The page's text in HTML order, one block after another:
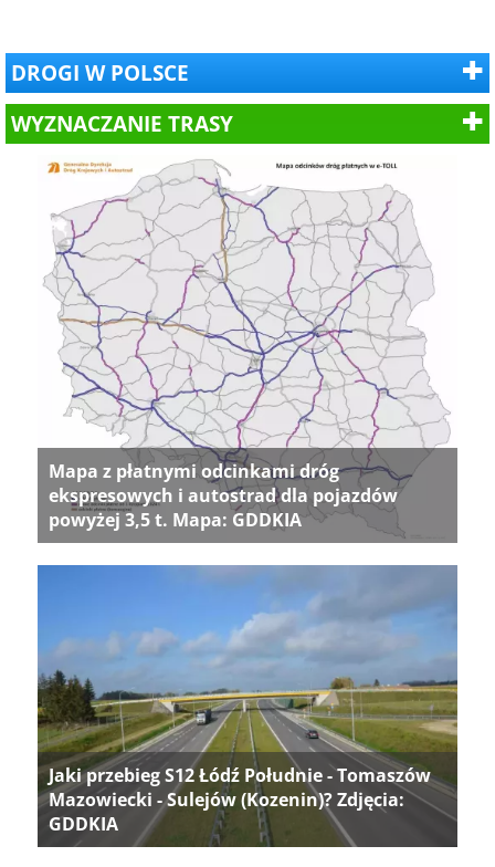
DROGI W POLSCE
WYZNACZANIE TRASY
Mapa z płatnymi odcinkami dróg
ekspresowych i autostrad dla pojazdów
powyżej 3,5 t. Mapa: GDDKIA
Jaki przebieg S12 Łódź Południe - Tomaszów
Mazowiecki - Sulejów (Kozenin)? Zdjęcia:
GDDKIA